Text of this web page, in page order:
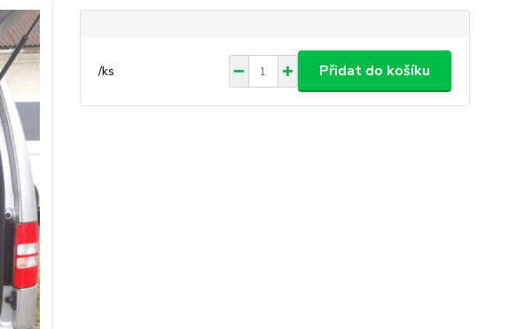
/ks Přidat do košíku